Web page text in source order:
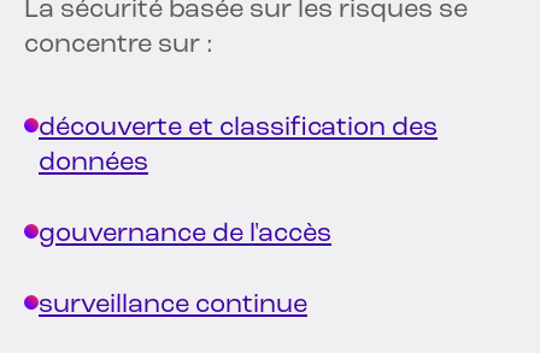
La sécurité basée sur les risques se
concentre sur :
découverte et classification des
données
gouvernance de l'accès
surveillance continue